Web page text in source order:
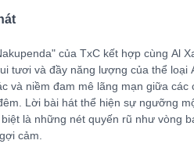
scatter my eye
don dey enter my eye
dey enter my eye
enter my eye, eye (Big bunda)
I drag, e dey do me like I dey
tươi và đầy năng lượng của thể loại
và niềm đam mê lãng mạn giữa
Lời bài hát thể hiện sự ngưỡng
là những nét quyến rũ như vòng
cảm.